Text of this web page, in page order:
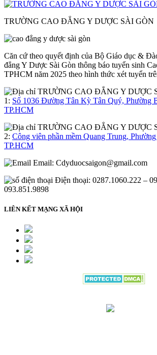
TRƯỜNG CAO ĐẲNG Y DƯỢC SÀI GÒN
Căn cứ theo quyết định của Bộ Giáo dục &
đẳng Y Dược Sài Gòn thông báo tuyển sinh
TPHCM năm 2025 theo hình thức xét tuyển
1: Số 1036 Đường Tân Kỳ Tân Quý, Phường
TP.HCM
2: Công viên phần mềm Quang Trung,
TP.HCM
Email: Cdyduocsaigon@gmail.com
Điện thoại: 0287.1060.222 –
093.851.9898
LIÊN KẾT MẠNG XÃ HỘI